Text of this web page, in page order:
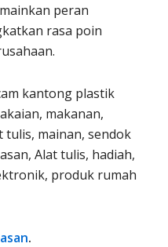
peran
rasa poin
kantong plastik
makanan,
mainan, sendok
Alat tulis, hadiah,
produk rumah
.